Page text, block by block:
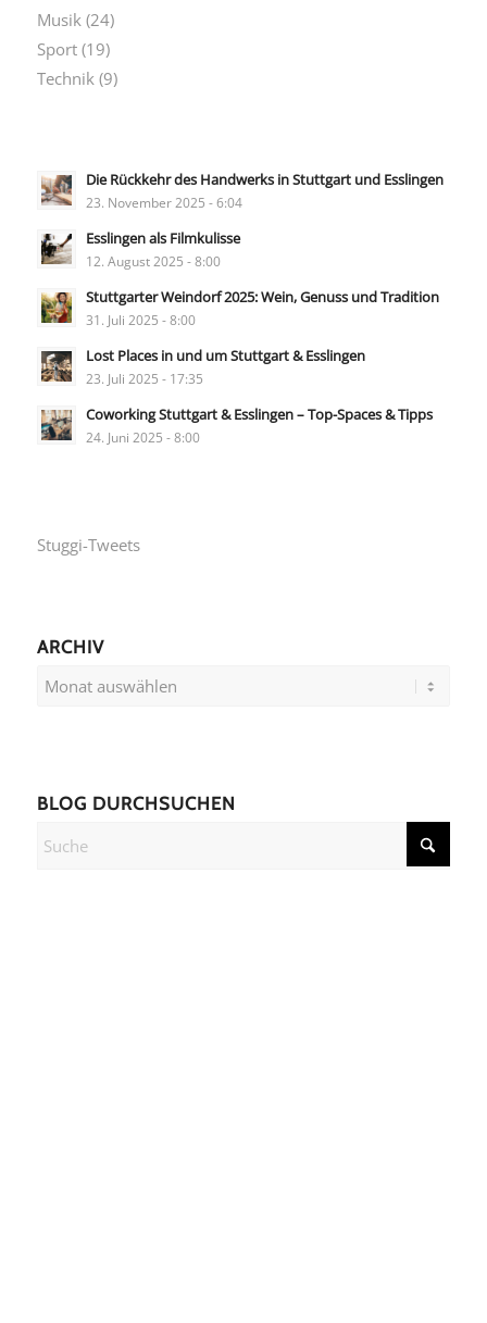
Musik(24)
Sport(19)
Technik(9)
Die Rückkehr des Handwerks in Stuttgart und Esslingen
23. November 2025 - 6:04
Esslingen als Filmkulisse
12. August 2025 - 8:00
Stuttgarter Weindorf 2025: Wein, Genuss und Tradition
31. Juli 2025 - 8:00
Lost Places in und um Stuttgart & Esslingen
23. Juli 2025 - 17:35
Coworking Stuttgart & Esslingen – Top-Spaces & Tipps
24. Juni 2025 - 8:00
Stuggi-Tweets
ARCHIV
BLOG DURCHSUCHEN